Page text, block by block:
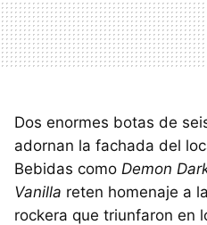
Dos enormes botas de
adornan la fachada del
Bebidas como Demon
Vanilla reten homenaje a
rockera que triunfaron en